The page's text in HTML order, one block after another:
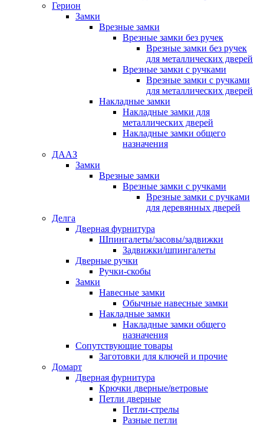
Герион
Замки
Врезные замки
Врезные замки без ручек
Врезные замки без ручек
для металлических дверей
Врезные замки с ручками
Врезные замки с ручками
для металлических дверей
Накладные замки
Накладные замки для
металлических дверей
Накладные замки общего
назначения
ДААЗ
Замки
Врезные замки
Врезные замки с ручками
Врезные замки с ручками
для деревянных дверей
Делга
Дверная фурнитура
Шпингалеты/засовы/задвижки
Задвижки/шпингалеты
Дверные ручки
Ручки-скобы
Замки
Навесные замки
Обычные навесные замки
Накладные замки
Накладные замки общего
назначения
Сопутствующие товары
Заготовки для ключей и прочие
Домарт
Дверная фурнитура
Крючки дверные/ветровые
Петли дверные
Петли-стрелы
Разные петли